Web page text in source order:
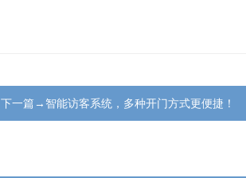
下一篇→智能访客系统，多种开门方式更便捷！